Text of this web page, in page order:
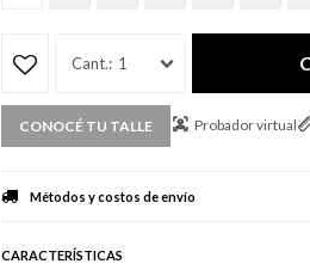
1
CONOCÉ TU TALLE Probador virtual
Métodos y costos de envío
CARACTERÍSTICAS